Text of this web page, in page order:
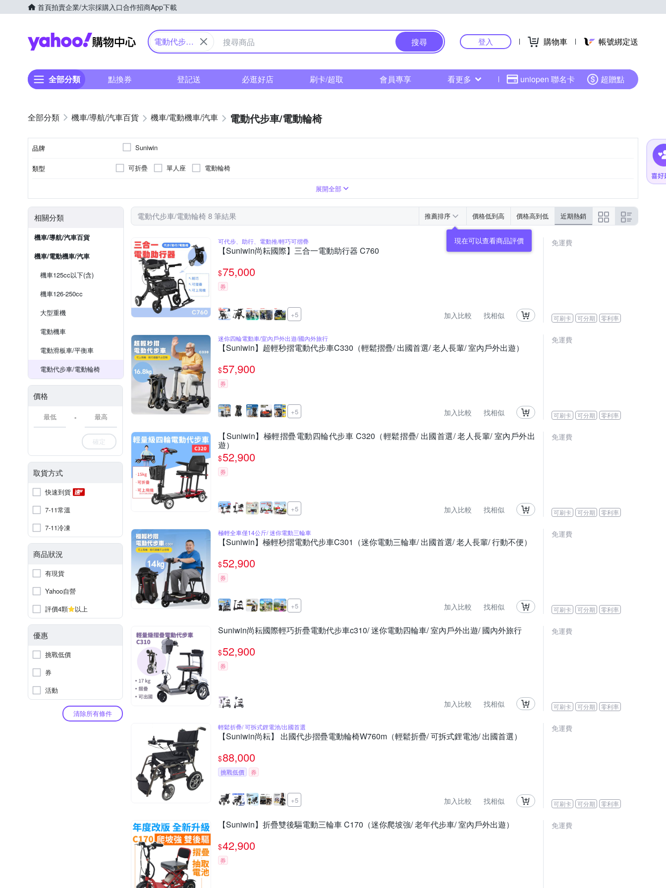
首頁拍賣企業/大宗採購入口合作招商App下載
Yahoo購物中心
電動代步車/
搜尋 登入 購物車 帳號綁定送
全部分類 點換券 登記送 必逛好店 刷卡/超取 會員專享 看更多 uniopen 聯名卡 超贈點
機車/導航/汽車百貨 機車/電動機車/汽車 電動代步車/電動輪椅
品牌 Suniwin
類型 可折疊 單人座 電動輪椅
展開全部
相關分類
機車/導航/汽車百貨
機車/電動機車/汽車
機車125cc以下(含)
機車126-250cc
大型重機
電動機車
電動滑板車/平衡車
電動代步車/電動輪椅
價格
-
確定
取貨方式
快速到貨
7-11常溫
7-11冷凍
商品狀況
有現貨
Yahoo自營
評價4顆
以上
優惠
挑戰低價
券
活動
清除所有條件
電動代步車/電動輪椅 8 筆結果 推薦排序 價格低到高 價格高到低 近期熱銷
現在可以查看商品評價
可代步、助行、電動推/輕巧可摺疊
【Suniwin尚耘國際】三合一電動助行器 C760
$75,000
券
+5 加入比較 找相似
免運費
可刷卡 可分期 零利率
迷你四輪電動車/室內戶外出遊/國內外旅行
【Suniwin】超輕秒摺電動代步車C330（輕鬆摺疊/ 出國首選/ 老人長輩/ 室內戶外出遊）
$57,900
券
+5 加入比較 找相似
免運費
可刷卡 可分期 零利率
【Suniwin】極輕摺疊電動四輪代步車 C320（輕鬆摺疊/ 出國首選/ 老人長輩/ 室內戶外出
遊）
$52,900
券
+5 加入比較 找相似
免運費
可刷卡 可分期 零利率
極輕全車僅14公斤/ 迷你電動三輪車
【Suniwin】極輕秒摺電動代步車C301（迷你電動三輪車/ 出國首選/ 老人長輩/ 行動不便）
$52,900
券
+5 加入比較 找相似
免運費
可刷卡 可分期 零利率
Suniwin尚耘國際輕巧折疊電動代步車c310/ 迷你電動四輪車/ 室內戶外出遊/ 國內外旅行
$52,900
券
加入比較 找相似
免運費
可刷卡 可分期 零利率
輕鬆折疊/ 可拆式鋰電池/出國首選
【Suniwin尚耘】 出國代步摺疊電動輪椅W760m（輕鬆折疊/ 可拆式鋰電池/ 出國首選）
$88,000
挑戰低價 券
+5 加入比較 找相似
免運費
可刷卡 可分期 零利率
【Suniwin】折疊雙後驅電動三輪車 C170（迷你爬坡強/ 老年代步車/ 室內戶外出遊）
$42,900
券
免運費